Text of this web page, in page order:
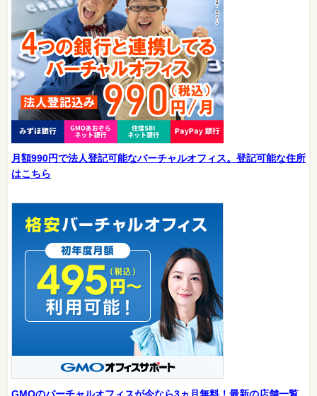
月額990円で法人登記可能なバーチャルオフィス。登記可能な住所
はこちら
GMOのバーチャルオフィスが今なら3ヵ月無料！最新の店舗一覧